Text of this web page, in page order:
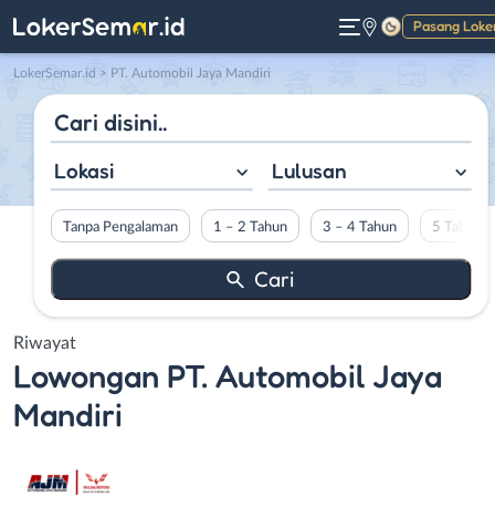
Pasang
Gelap
LokerSemar.id > PT. Automobil Jaya Mandiri
Lokasi Lulusan
Tanpa Pengalaman 1 – 2 Tahun 3 – 4 Tahun 5 Tahun
Riwayat
Lowongan PT. Automobil Jaya
Mandiri